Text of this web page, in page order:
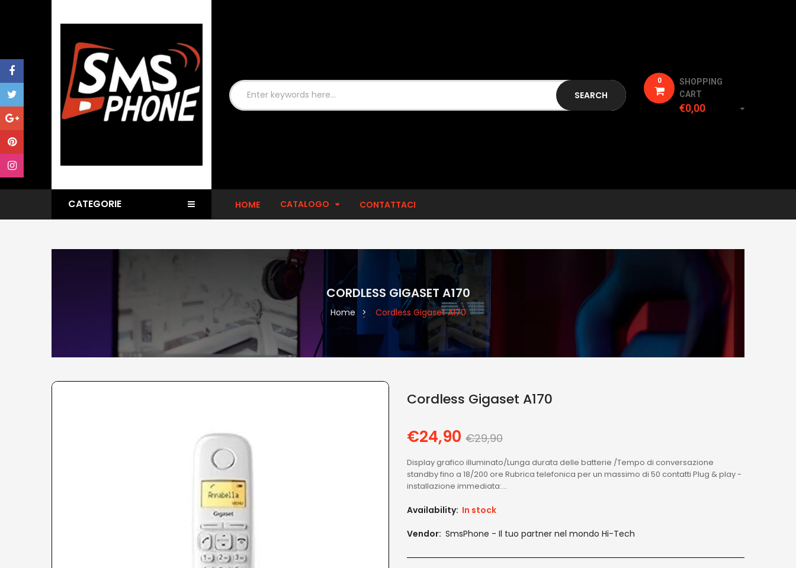
SEARCH
0
SHOPPING
CART
€0,00
CATEGORIE HOME CATALOGO EXPANDCONTATTACI
CORDLESS GIGASET A170
Home Cordless Gigaset A170
Cordless Gigaset A170
€24,90 Regular
€29,90
Display grafico illuminato/Lunga durata delle batterie /Tempo di conversazione
standby fino a 18/200 ore Rubrica telefonica per un massimo di 50 contatti Plug & play -
installazione immediata:...
Availability: In stock
Vendor: SmsPhone - Il tuo partner nel mondo Hi-Tech